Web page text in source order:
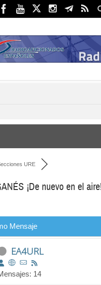
URE
¡De nuevo en el
Mensaje
EA4URL
14